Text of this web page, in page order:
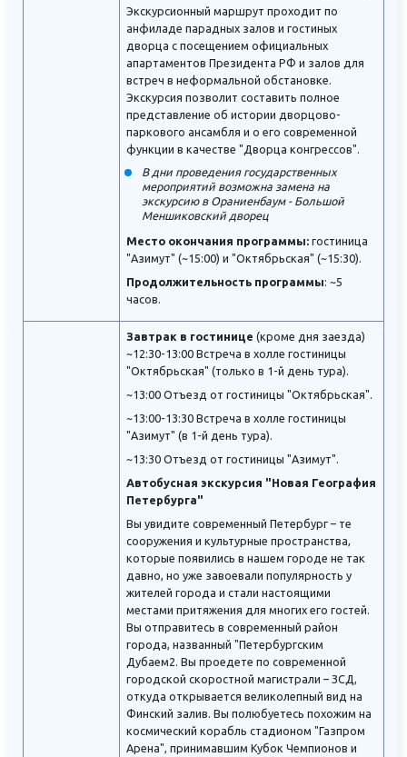
Экскурсионный маршрут проходит по
анфиладе парадных залов и гостиных
дворца с посещением официальных
апартаментов Президента РФ и залов для
встреч в неформальной обстановке.
Экскурсия позволит составить полное
представление об истории дворцово-
паркового ансамбля и о его современной
функции в качестве "Дворца конгрессов".
В дни проведения государственных
мероприятий возможна замена на
экскурсию в Ораниенбаум - Большой
Меншиковский дворец
Место окончания программы: гостиница
"Азимут" (~15:00) и "Октябрьская" (~15:30).
Продолжительность программы: ~5
часов.
Завтрак в гостинице (кроме дня заезда)
~12:30-13:00 Встреча в холле гостиницы
"Октябрьская" (только в 1-й день тура).
~13:00 Отъезд от гостиницы "Октябрьская".
~13:00-13:30 Встреча в холле гостиницы
"Азимут" (в 1-й день тура).
~13:30 Отъезд от гостиницы "Азимут".
Автобусная экскурсия "Новая География
Петербурга"
Вы увидите современный Петербург – те
сооружения и культурные пространства,
которые появились в нашем городе не так
давно, но уже завоевали популярность у
жителей города и стали настоящими
местами притяжения для многих его гостей.
Вы отправитесь в современный район
города, названный "Петербургским
Дубаем2. Вы проедете по современной
городской скоростной магистрали – ЗСД,
откуда открывается великолепный вид на
Финский залив. Вы полюбуетесь похожим на
космический корабль стадионом "Газпром
Арена", принимавшим Кубок Чемпионов и